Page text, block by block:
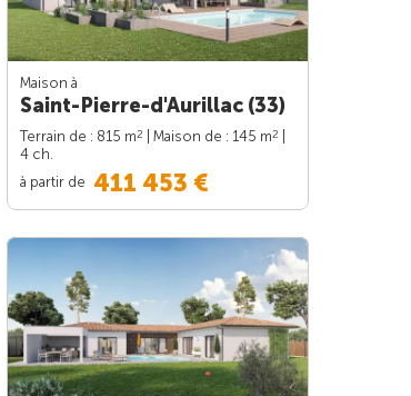
Maison à
Saint-Pierre-d'Aurillac (33)
Terrain de : 815 m2 | Maison de : 145 m2
4 ch.
à partir de 411 453 €